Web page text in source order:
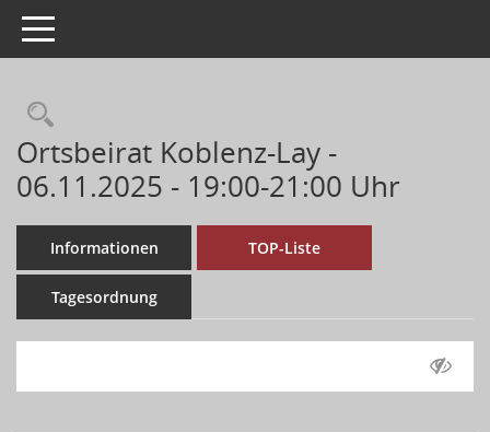
Toggle navigation
Ortsbeirat Koblenz-Lay -
06.11.2025 - 19:00-21:00 Uhr
Informationen TOP-Liste
Tagesordnung